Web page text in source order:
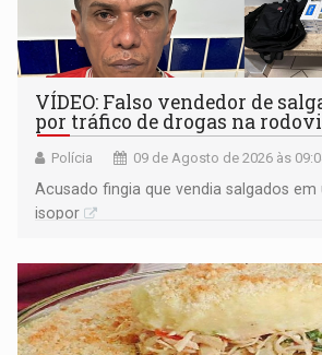
VÍDEO: Falso vendedor de
por tráfico de drogas na
Polícia 09 de Agosto de 2026 às
Acusado fingia que vendia salgados em
isopor